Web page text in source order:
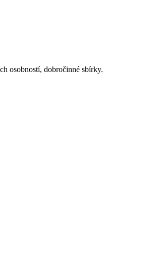
osobností, dobročinné sbírky.